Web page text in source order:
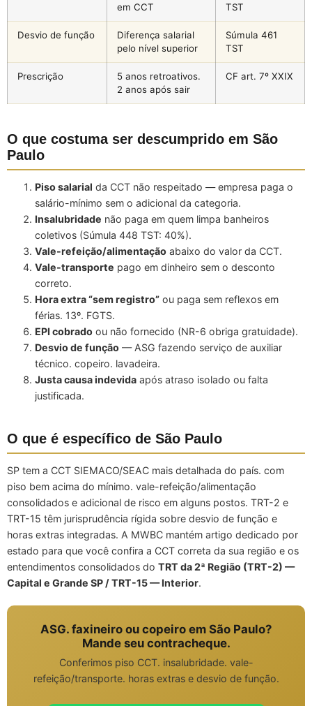
em CCT
TST
Desvio de função
Diferença salarial
pelo nível superior
Súmula 461
TST
Prescrição
5 anos retroativos.
2 anos após sair
CF art. 7º XXIX
O que costuma ser descumprido em São
Paulo
Piso salarial da CCT não respeitado — empresa paga o
salário-mínimo sem o adicional da categoria.
Insalubridade não paga em quem limpa banheiros
coletivos (Súmula 448 TST: 40%).
Vale-refeição/alimentação abaixo do valor da CCT.
Vale-transporte pago em dinheiro sem o desconto
correto.
Hora extra “sem registro” ou paga sem reflexos em
férias. 13º. FGTS.
EPI cobrado ou não fornecido (NR-6 obriga gratuidade).
Desvio de função — ASG fazendo serviço de auxiliar
técnico. copeiro. lavadeira.
Justa causa indevida após atraso isolado ou falta
justificada.
O que é específico de São Paulo
SP tem a CCT SIEMACO/SEAC mais detalhada do país. com
piso bem acima do mínimo. vale-refeição/alimentação
consolidados e adicional de risco em alguns postos. TRT-2 e
TRT-15 têm jurisprudência rígida sobre desvio de função e
horas extras integradas. A MWBC mantém artigo dedicado por
estado para que você confira a CCT correta da sua região e os
entendimentos consolidados do TRT da 2ª Região (TRT-2) —
Capital e Grande SP / TRT-15 — Interior.
ASG. faxineiro ou copeiro em São Paulo?
Mande seu contracheque.
Conferimos piso CCT. insalubridade. vale-
refeição/transporte. horas extras e desvio de função.